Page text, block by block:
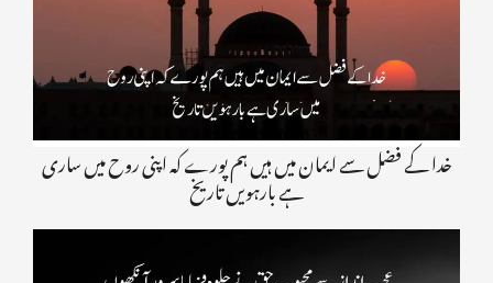
خدا کے فضل سے ایمان میں ہیں ہم پورے کہ اپنی روح میں ساری
ہے بارہویں تاریخ